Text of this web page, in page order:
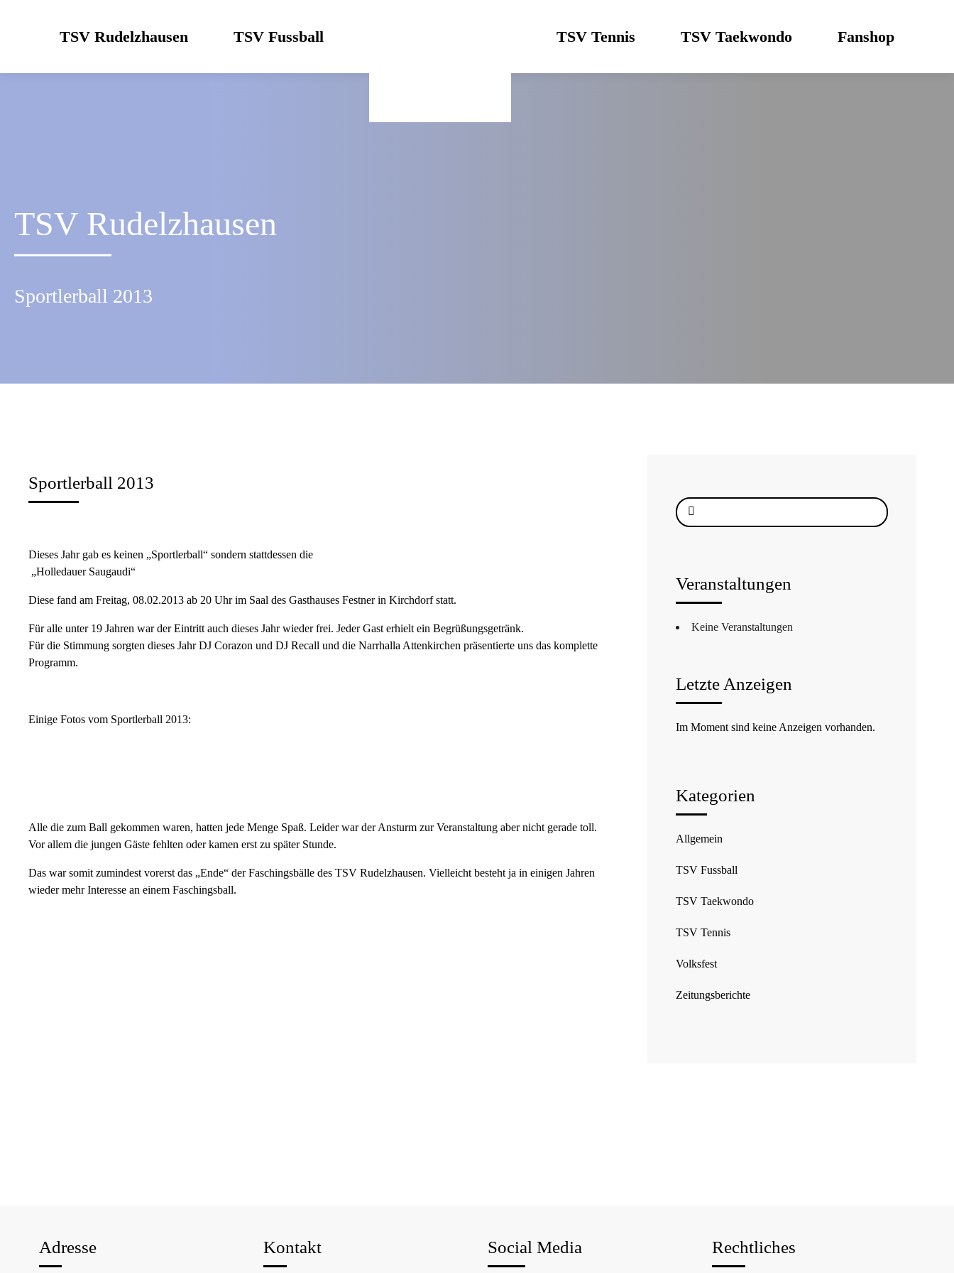
TSV Rudelzhausen TSV Fussball TSV Tennis TSV Taekwondo Fanshop
TSV Rudelzhausen
Sportlerball 2013
Sportlerball 2013
Dieses Jahr gab es keinen „Sportlerball“ sondern stattdessen die
„Holledauer Saugaudi“
Diese fand am Freitag, 08.02.2013 ab 20 Uhr im Saal des Gasthauses Festner in Kirchdorf statt.
Für alle unter 19 Jahren war der Eintritt auch dieses Jahr wieder frei. Jeder Gast erhielt ein Begrüßungsgetränk.
Für die Stimmung sorgten dieses Jahr DJ Corazon und DJ Recall und die Narrhalla Attenkirchen präsentierte uns das komplette
Programm.
Einige Fotos vom Sportlerball 2013:
Alle die zum Ball gekommen waren, hatten jede Menge Spaß. Leider war der Ansturm zur Veranstaltung aber nicht gerade toll.
Vor allem die jungen Gäste fehlten oder kamen erst zu später Stunde.
Das war somit zumindest vorerst das „Ende“ der Faschingsbälle des TSV Rudelzhausen. Vielleicht besteht ja in einigen Jahren
wieder mehr Interesse an einem Faschingsball.
Suche
nach:
Veranstaltungen
Keine Veranstaltungen
Letzte Anzeigen
Im Moment sind keine Anzeigen vorhanden.
Kategorien
Allgemein
TSV Fussball
TSV Taekwondo
TSV Tennis
Volksfest
Zeitungsberichte
Adresse Kontakt Social Media Rechtliches